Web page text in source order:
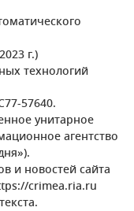
г.)
технологий
57640.
унитарное
агентство
и новостей сайта
crimea.ria.ru